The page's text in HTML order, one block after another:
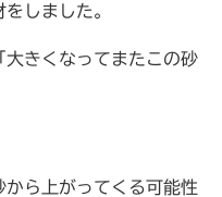
しました。
きくなってまたこの砂
ら上がってくる可能性